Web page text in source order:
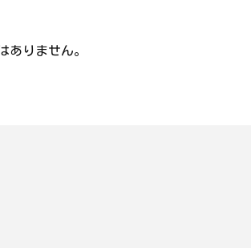
ありません。